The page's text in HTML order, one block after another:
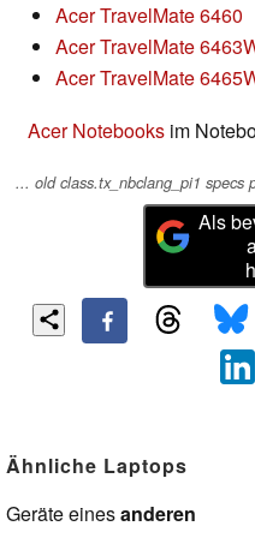
Acer TravelMate 6460
Acer TravelMate
Acer TravelMate
Acer Notebooks im
... old class.tx_nbclang_pi1 specs
Als
Ähnliche Laptops
Geräte einesanderen